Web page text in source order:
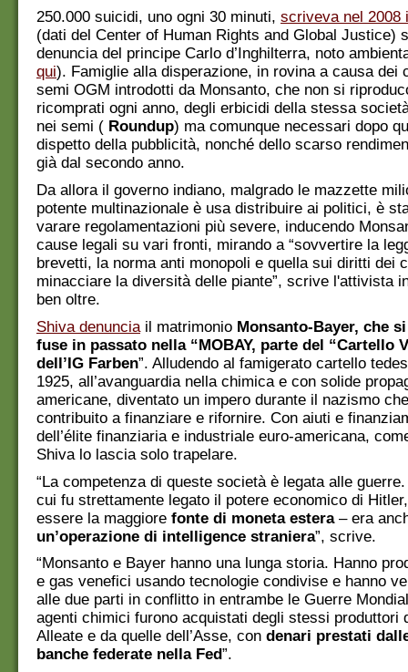
250.000 suicidi, uno ogni 30 minuti, scriveva nel
(dati del Center of Human Rights and Global Justice)
denuncia del principe Carlo d’Inghilterra, noto
qui). Famiglie alla disperazione, in rovina a causa dei
semi OGM introdotti da Monsanto, che non si
ricomprati ogni anno, degli erbicidi della stessa
nei semi ( Roundup) ma comunque necessari dopo
dispetto della pubblicità, nonché dello scarso
già dal secondo anno.
Da allora il governo indiano, malgrado le mazzette
potente multinazionale è usa distribuire ai politici, è
varare regolamentazioni più severe, inducendo
cause legali su vari fronti, mirando a “sovvertire la
brevetti, la norma anti monopoli e quella sui diritti dei
minacciare la diversità delle piante”, scrive l'attivista
ben oltre.
Shiva denunciail matrimonio Monsanto-Bayer, che
fuse in passato nella “MOBAY, parte del “Cartello
dell’IG Farben”. Alludendo al famigerato cartello
1925, all’avanguardia nella chimica e con solide
americane, diventato un impero durante il nazismo
contribuito a finanziare e rifornire. Con aiuti e
dell’élite finanziaria e industriale euro-americana,
Shiva lo lascia solo trapelare.
“La competenza di queste società è legata alle
cui fu strettamente legato il potere economico di
essere la maggiore fonte di moneta estera– era
un’operazione di intelligence straniera”, scrive.
“Monsanto e Bayer hanno una lunga storia. Hanno
e gas venefici usando tecnologie condivise e hanno
alle due parti in conflitto in entrambe le Guerre
agenti chimici furono acquistati degli stessi produttori
Alleate e da quelle dell’Asse, con denari prestati
banche federate nella Fed”.